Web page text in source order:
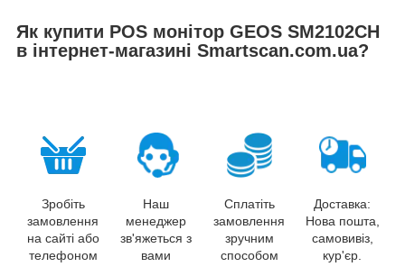
Як купити POS монітор GEOS SM2102CH
в інтернет-магазині Smartscan.com.ua?
Зробіть
замовлення
на сайті або
телефоном
Наш
менеджер
зв'яжеться з
вами
Сплатіть
замовлення
зручним
способом
Доставка:
Нова пошта,
самовивіз,
кур'єр.